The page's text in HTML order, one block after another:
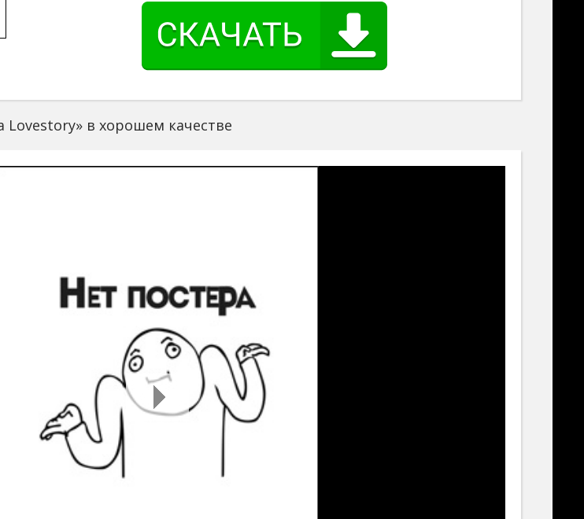
Lovestory» в хорошем качестве